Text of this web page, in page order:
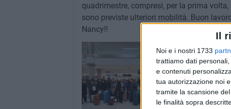
Il
Noi e i nostri 1733
trattiamo dati
e contenuti
tua autorizzazione noi
tramite la scansione
le finalità sopra
quadrimestre, compresi, per la prima
sono previste ulteriori mobilità. Buon
Nancy!!